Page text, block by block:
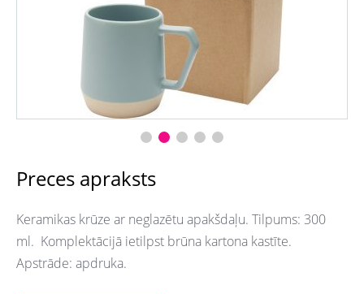
Preces apraksts
Keramikas krūze ar neglazētu apakšdaļu. Tilpums: 300
ml. Komplektācijā ietilpst brūna kartona kastīte.
Apstrāde: apdruka.